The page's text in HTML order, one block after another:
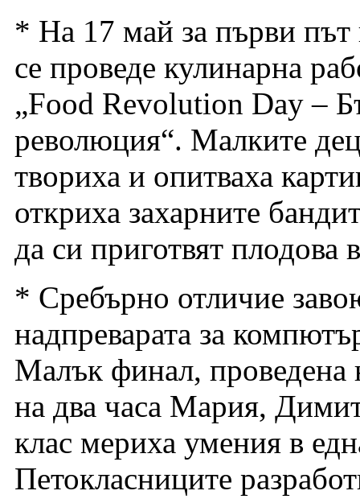
* На 17 май за първи
се проведе кулинарна
„Food Revolution Day –
революция“. Малките
твориха и опитваха
откриха захарните
да си приготвят плодова
* Сребърно отличие
надпреварата за
Малък финал, проведена
на два часа Мария,
клас мериха умения в
Петокласниците